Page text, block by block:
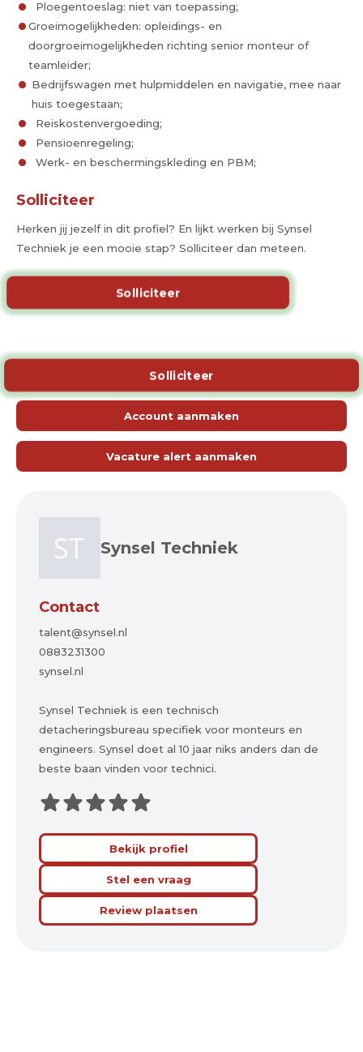
Ploegentoeslag: niet van toepassing;
Groeimogelijkheden: opleidings- en
doorgroeimogelijkheden richting senior monteur of
teamleider;
Bedrijfswagen met hulpmiddelen en navigatie, mee naar
huis toegestaan;
Reiskostenvergoeding;
Pensioenregeling;
Werk- en beschermingskleding en PBM;
Solliciteer
Herken jij jezelf in dit profiel? En lijkt werken bij Synsel
Techniek je een mooie stap? Solliciteer dan meteen.
Solliciteer
Solliciteer
Account aanmaken
Vacature alert aanmaken
Synsel Techniek
Contact
talent@synsel.nl
0883231300
synsel.nl
Synsel Techniek is een technisch
detacheringsbureau specifiek voor monteurs en
engineers. Synsel doet al 10 jaar niks anders dan de
beste baan vinden voor technici.
Bekijk profiel
Stel een vraag
Review plaatsen